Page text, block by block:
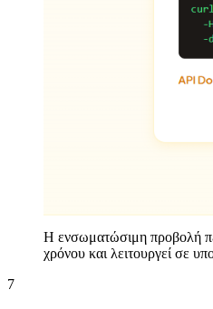
Η ενσωματώσιμη προβολή
χρόνου και λειτουργεί σε
7